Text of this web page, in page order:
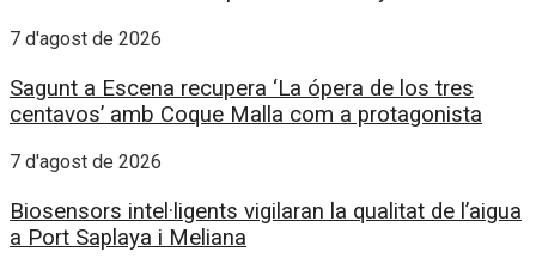
7 d'agost de 2026
Sagunt a Escena recupera ‘La ópera de los tres
centavos’ amb Coque Malla com a protagonista
7 d'agost de 2026
Biosensors intel·ligents vigilaran la qualitat de l’aigua
a Port Saplaya i Meliana